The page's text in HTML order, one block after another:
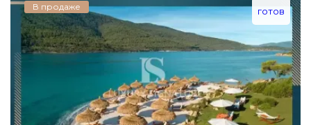
В продаже готов